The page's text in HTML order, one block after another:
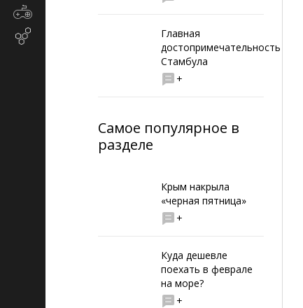
Главная
достопримечательность
Стамбула
+
Самое популярное в
разделе
Крым накрыла
«черная пятница»
+
Куда дешевле
поехать в феврале
на море?
+